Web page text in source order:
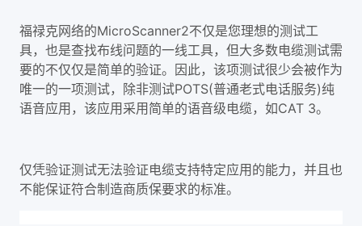
福禄克网络的MicroScanner2不仅是您理想的测试工
具，也是查找布线问题的一线工具，但大多数电缆测试需
要的不仅仅是简单的验证。因此，该项测试很少会被作为
唯一的一项测试，除非测试POTS(普通老式电话服务)纯
语音应用，该应用采用简单的语音级电缆，如CAT 3。
仅凭验证测试无法验证电缆支持特定应用的能力，并且也
不能保证符合制造商质保要求的标准。